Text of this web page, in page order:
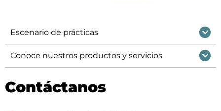
Escenario de prácticas
Conoce nuestros productos y servicios
Contáctanos